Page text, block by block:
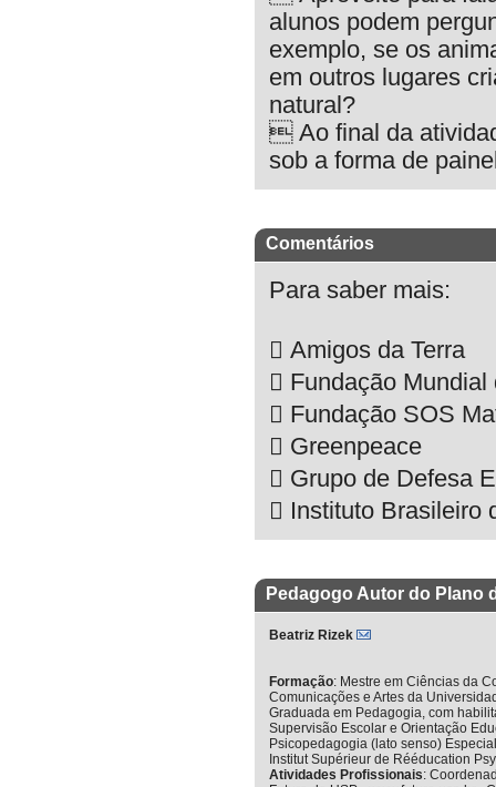
alunos podem
exemplo, se os
em outros lugares
natural?
 Ao final da
sob a forma de
Comentários
Para saber mais:
 Amigos da Terra
 Fundação Mundial
 Fundação SOS
 Greenpeace
 Grupo de Defesa
 Instituto Brasileiro
Pedagogo Autor do Plano
Beatriz Rizek
Formação: Mestre em Ciências da
Comunicações e Artes da
Graduada em Pedagogia, com
Supervisão Escolar e Orientação
Psicopedagogia (lato senso)
Institut Supérieur de Rééducation
Atividades Profissionais: